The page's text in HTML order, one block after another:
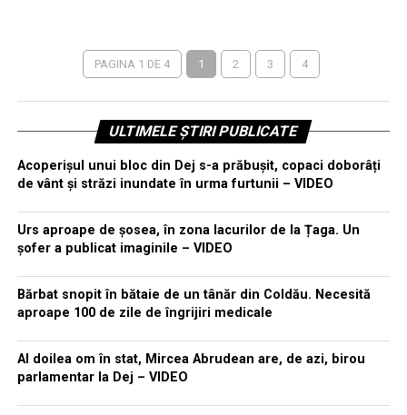
PAGINA 1 DE 4 1 2 3 4
ULTIMELE ȘTIRI PUBLICATE
Acoperișul unui bloc din Dej s-a prăbușit, copaci doborâți
de vânt și străzi inundate în urma furtunii – VIDEO
Urs aproape de șosea, în zona lacurilor de la Țaga. Un
șofer a publicat imaginile – VIDEO
Bărbat snopit în bătaie de un tânăr din Coldău. Necesită
aproape 100 de zile de îngrijiri medicale
Al doilea om în stat, Mircea Abrudean are, de azi, birou
parlamentar la Dej – VIDEO